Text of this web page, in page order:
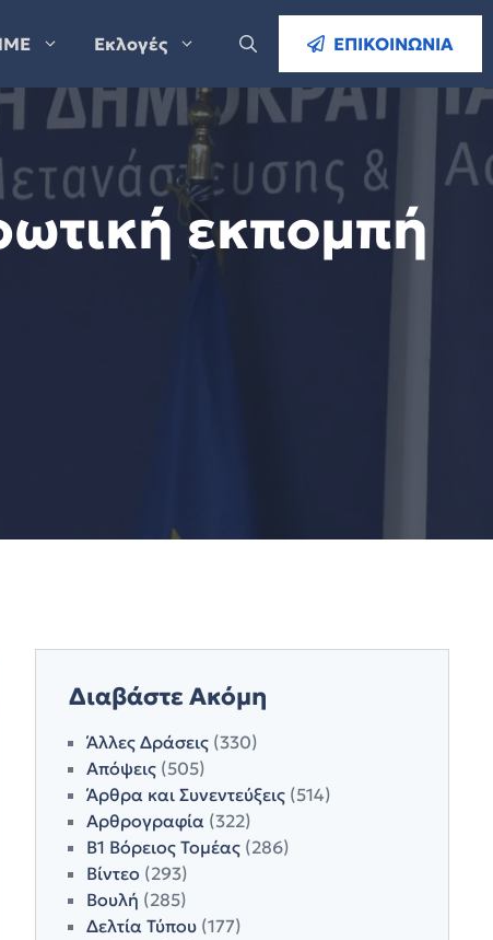
Εκλογές ΕΠΙΚΟΙΝΩΝΙΑ
εκπομπή
Διαβάστε Ακόμη
Άλλες Δράσεις(330)
Απόψεις(505)
Άρθρα και Συνεντεύξεις(514)
Αρθρογραφία(322)
Β1 Βόρειος Τομέας(286)
Βίντεο (293)
Βουλή (285)
Δελτία Τύπου(177)